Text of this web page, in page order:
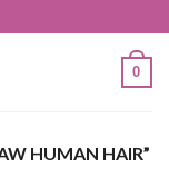
0
HUMAN HAIR”